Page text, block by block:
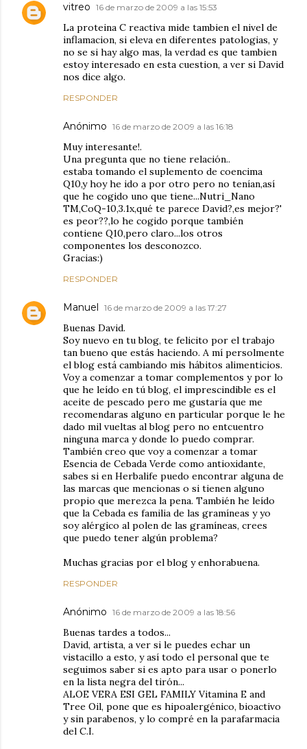
vitreo 16 de marzo de 2009 a las 15:53
La proteina C reactiva mide tambien el nivel de
inflamacion, si eleva en diferentes patologias, y
no se si hay algo mas, la verdad es que tambien
estoy interesado en esta cuestion, a ver si David
nos dice algo.
RESPONDER
Anónimo 16 de marzo de 2009 a las 16:18
Muy interesante!.
Una pregunta que no tiene relación..
estaba tomando el suplemento de coencima
Q10,y hoy he ido a por otro pero no tenían,así
que he cogido uno que tiene...Nutri_Nano
TM,CoQ-10,3.1x,qué te parece David?,es mejor?'
es peor??,lo he cogido porque también
contiene Q10,pero claro...los otros
componentes los desconozco.
Gracias:)
RESPONDER
Manuel 16 de marzo de 2009 a las 17:27
Buenas David.
Soy nuevo en tu blog, te felicito por el trabajo
tan bueno que estás haciendo. A mí persolmente
el blog está cambiando mis hábitos alimenticios.
Voy a comenzar a tomar complementos y por lo
que he leído en tú blog, el imprescindible es el
aceite de pescado pero me gustaría que me
recomendaras alguno en particular porque le he
dado mil vueltas al blog pero no entcuentro
ninguna marca y donde lo puedo comprar.
También creo que voy a comenzar a tomar
Esencia de Cebada Verde como antioxidante,
sabes si en Herbalife puedo encontrar alguna de
las marcas que mencionas o si tienen alguno
propio que merezca la pena. También he leído
que la Cebada es familia de las gramíneas y yo
soy alérgico al polen de las gramíneas, crees
que puedo tener algún problema?
Muchas gracias por el blog y enhorabuena.
RESPONDER
Anónimo 16 de marzo de 2009 a las 18:56
Buenas tardes a todos...
David, artista, a ver si le puedes echar un
vistacillo a esto, y así todo el personal que te
seguimos saber si es apto para usar o ponerlo
en la lista negra del tirón...
ALOE VERA ESI GEL FAMILY Vitamina E and
Tree Oil, pone que es hipoalergénico, bioactivo
y sin parabenos, y lo compré en la parafarmacia
del C.I.